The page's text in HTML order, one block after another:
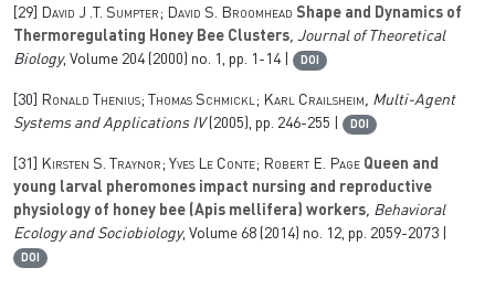
[29] David J .T. Sumpter; David S. Broomhead Shape and Dynamics of
Thermoregulating Honey Bee Clusters, Journal of Theoretical
Biology, Volume 204(2000) no. 1, pp. 1-14 | DOI
[30] Ronald Thenius; Thomas Schmickl; Karl Crailsheim, Multi-Agent
Systems and Applications IV(2005), pp. 246-255 | DOI
[31] Kirsten S. Traynor; Yves Le Conte; Robert E. Page Queen and
young larval pheromones impact nursing and reproductive
physiology of honey bee (Apis mellifera) workers, Behavioral
Ecology and Sociobiology, Volume 68 (2014) no. 12, pp. 2059-2073 |
DOI